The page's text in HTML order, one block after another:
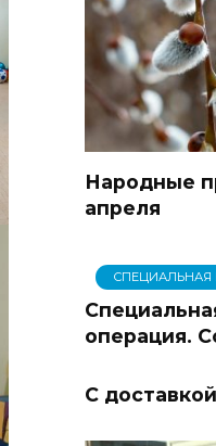
Народные
апреля
операция.
С